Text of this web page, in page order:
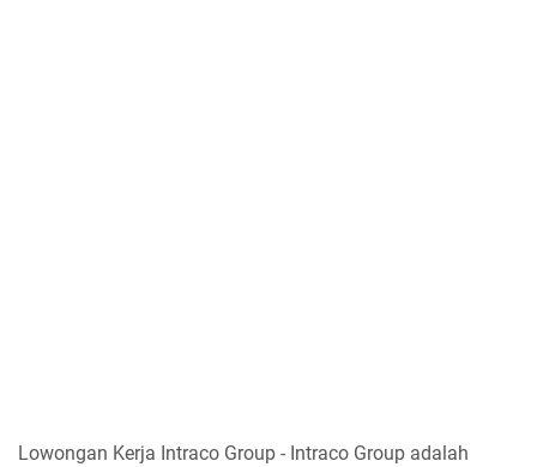
Lowongan Kerja Intraco Group - Intraco Group adalah